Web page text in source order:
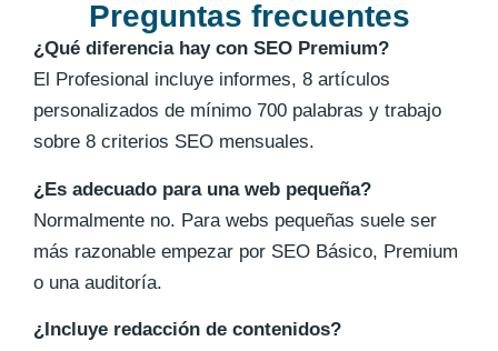
Preguntas frecuentes
¿Qué diferencia hay con SEO Premium?
El Profesional incluye informes, 8 artículos
personalizados de mínimo 700 palabras y trabajo
sobre 8 criterios SEO mensuales.
¿Es adecuado para una web pequeña?
Normalmente no. Para webs pequeñas suele ser
más razonable empezar por SEO Básico, Premium
o una auditoría.
¿Incluye redacción de contenidos?